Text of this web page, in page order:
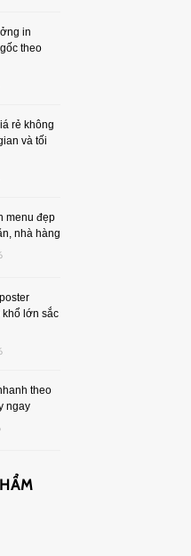
in
theo
rẻ không
và tối
menu đẹp
nhà hàng
lớn sắc
theo
ngay